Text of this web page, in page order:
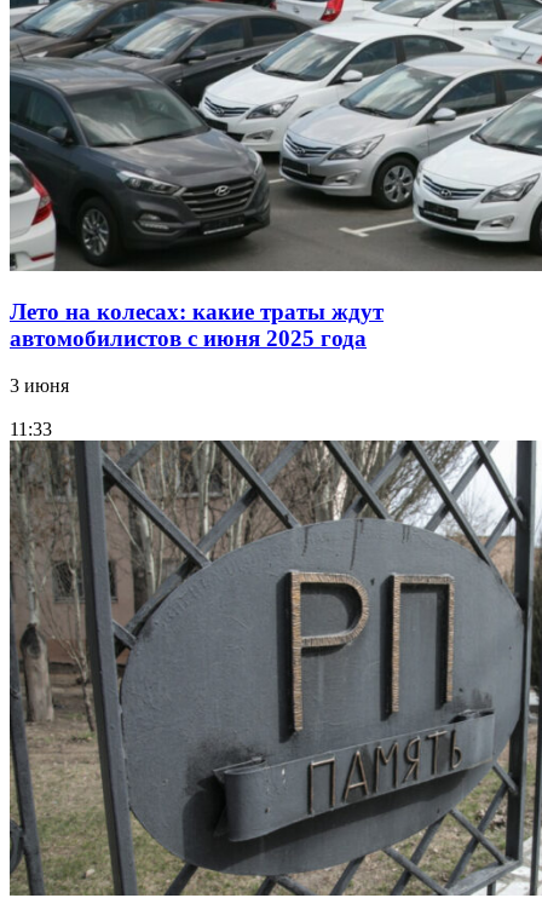
Лето на колесах: какие траты ждут
автомобилистов с июня 2025 года
3 июня
11:33